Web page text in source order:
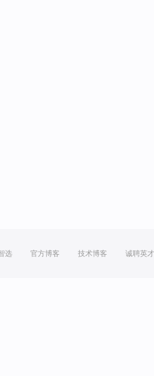
选 官方博客 技术博客 诚聘英才